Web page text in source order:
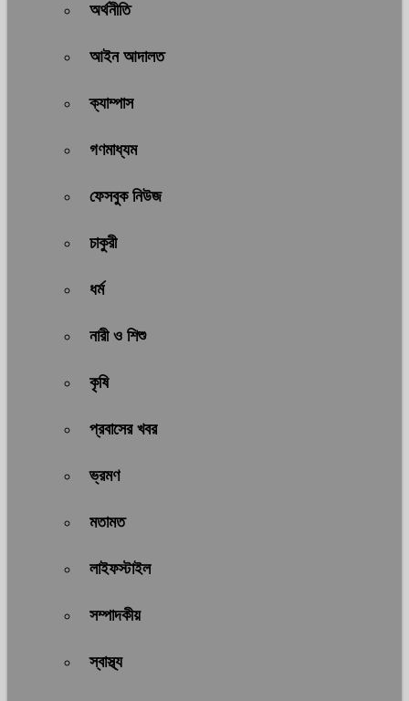
অর্থনীতি
আইন আদালত
ক্যাম্পাস
গণমাধ্যম
ফেসবুক নিউজ
চাকুরী
ধর্ম
নারী ও শিশু
কৃষি
প্রবাসের খবর
ভ্রমণ
মতামত
লাইফস্টাইল
সম্পাদকীয়
স্বাস্থ্য